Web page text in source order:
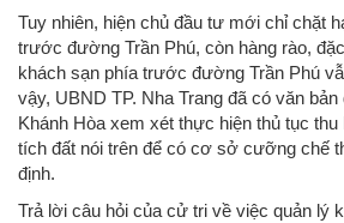
Tuy nhiên, hiện chủ đầu tư mới chỉ chặt
trước đường Trần Phú, còn hàng rào,
khách sạn phía trước đường Trần Phú
vậy, UBND TP. Nha Trang đã có văn
Khánh Hòa xem xét thực hiện thủ tục thu
tích đất nói trên để có cơ sở cưỡng chế
định.
Trả lời câu hỏi của cử tri về việc quản lý